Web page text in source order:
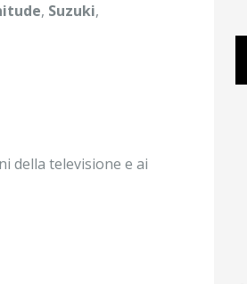
, Suzuki,
della televisione e ai